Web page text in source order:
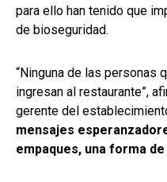
para ello han tenido que
de bioseguridad.
“Ninguna de las personas
ingresan al restaurante”,
gerente del
mensajes
empaques, una forma